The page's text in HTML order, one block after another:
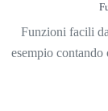
Funzioni facili
esempio